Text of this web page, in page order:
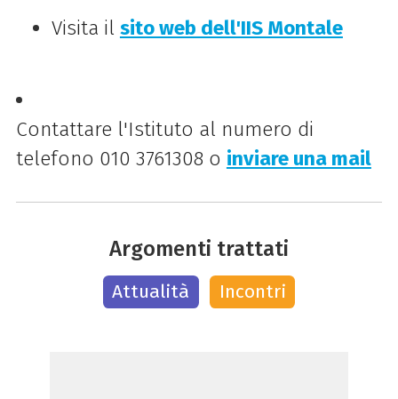
Visita il sito web dell'IIS Montale
Contattare l'Istituto al numero di
telefono 010 3761308 o inviare una mail
Argomenti trattati
Attualità Incontri